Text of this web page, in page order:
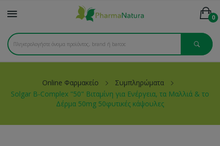
0
Online Φαρμακείο
Συμπληρώματα
Solgar B-Complex "50" Βιταμίνη για Ενέργεια, τα Μαλλιά & τo
Δέρμα 50mg 50φυτικές κάψουλες